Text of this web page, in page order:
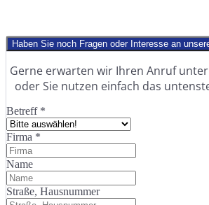
Haben Sie noch Fragen oder Interesse an
Gerne erwarten wir Ihren Anruf unter
oder Sie nutzen einfach das
Betreff *
Firma *
Name
Straße, Hausnummer